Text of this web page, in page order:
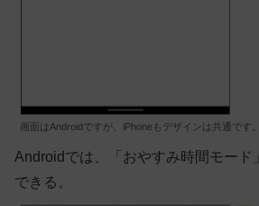
画面はAndroidですが、iPhoneもデザインは共通です。
Android では、「おやすみ時間モード
できる。